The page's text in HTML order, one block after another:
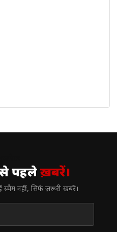
पहलेख़बरें।
नहीं, सिर्फ ज़रूरी खबरें।